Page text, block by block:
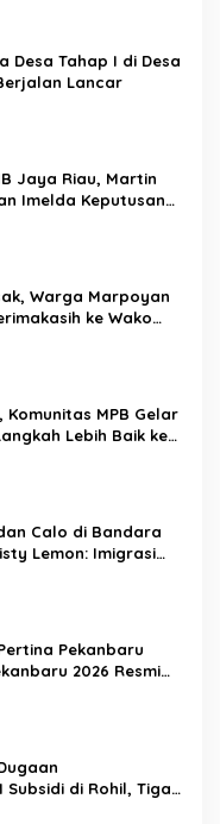
Desa Tahap I di Desa
Lancar
Jaya Riau, Martin
Imelda Keputusan
Warga Marpoyan
ke Wako
Diaspal Kembali
Komunitas MPB Gelar
Lebih Baik ke
Calo di Bandara
Lemon: Imigrasi
Lawan TPPO
Pekanbaru
2026 Resmi
Subsidi di Rohil, Tiga